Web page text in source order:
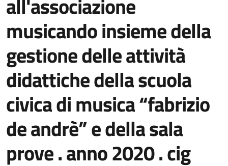
all'associazione
musicando insieme della
gestione delle attività
didattiche della scuola
civica di musica “fabrizio
de andrè” e della sala
prove . anno 2020 . cig